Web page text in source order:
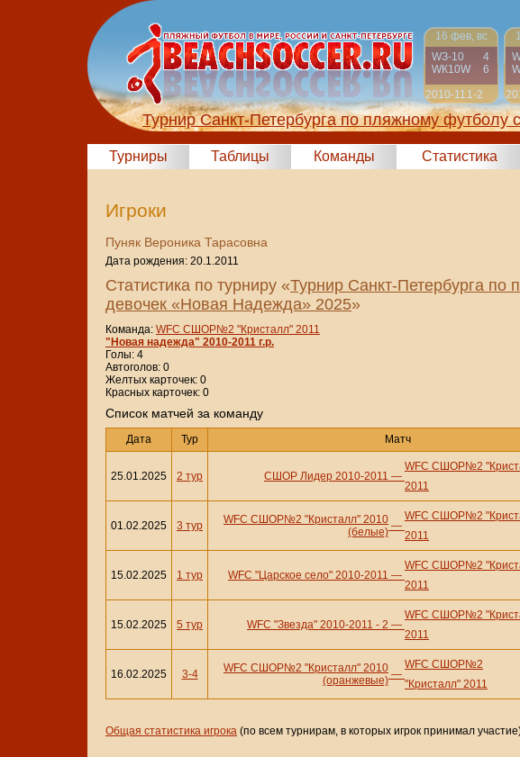
16 фев, вс
WЗ-10
4
WК10W
6
2010-11 1-2
Турнир Санкт-Петербурга по пляжному
Турниры Таблицы Команды Статистика
Игроки
Пуняк Вероника Тарасовна
Дата рождения: 20.1.2011
Статистика по турниру «Турнир Санкт-Петербурга
девочек «Новая Надежда» 2025»
Команда: WFC СШОР№2 "Кристалл" 2011
"Новая надежда" 2010-2011 г.р.
Голы: 4
Автоголов: 0
Желтых карточек: 0
Красных карточек: 0
Cписок матчей за команду
Дата Тур Матч
25.01.2025 2 тур СШОР Лидер 2010-2011 —
WFC СШОР№2
2011
01.02.2025 3 тур
WFC СШОР№2 "Кристалл" 2010
(белые) —
WFC СШОР№2
2011
15.02.2025 1 тур WFC "Царское село" 2010-2011 —
WFC СШОР№2
2011
15.02.2025 5 тур WFC "Звезда" 2010-2011 - 2 —
WFC СШОР№2
2011
16.02.2025 3-4
WFC СШОР№2 "Кристалл" 2010
(оранжевые) —
WFC СШОР№2
"Кристалл" 2011
Общая статистика игрока (по всем турнирам, в которых игрок принимал